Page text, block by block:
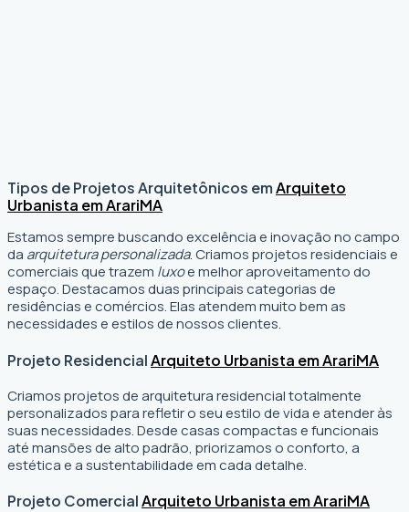
Tipos de Projetos Arquitetônicos emArquiteto
Urbanista em ArariMA
Estamos sempre buscando excelência e inovação no campo
da arquitetura personalizada. Criamos projetos residenciais e
comerciais que trazem luxoe melhor aproveitamento do
espaço. Destacamos duas principais categorias de
residências e comércios. Elas atendem muito bem as
necessidades e estilos de nossos clientes.
Projeto ResidencialArquiteto Urbanista em ArariMA
Criamos projetos de arquitetura residencial totalmente
personalizados para refletir o seu estilo de vida e atender às
suas necessidades. Desde casas compactas e funcionais
até mansões de alto padrão, priorizamos o conforto, a
estética e a sustentabilidade em cada detalhe.
Projeto ComercialArquiteto Urbanista em ArariMA